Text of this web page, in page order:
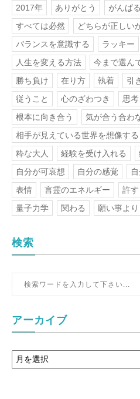
2017年 ありがとう がんばる
すべては必然
どちらが正しい
バランスを意識する
ラッキー
人生を変える方法
今まで選ん
勝ち負け
在り方 執着 引
従うこと
心のざわつき 思考
根本に向き合う
気が合う合わ
相手が見えている世界を想像する
粋な大人
経験を受け入れる
自分が可哀想
自分の感覚
表情
言霊のエネルギー 許す
量子力学
関わる 願い事よ
検索
アーカイブ